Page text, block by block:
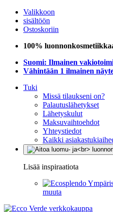
Valikkoon
sisältöön
Ostoskoriin
100%
Suomi: Ilmainen
Vähintään 1 ilmainen
Tuki
Missä tilaukseni on?
Palautuslähetykset
Lähetyskulut
Maksuvaihtoehdot
Yhteystiedot
Kaikki
Lisää inspiraatiota
muuta